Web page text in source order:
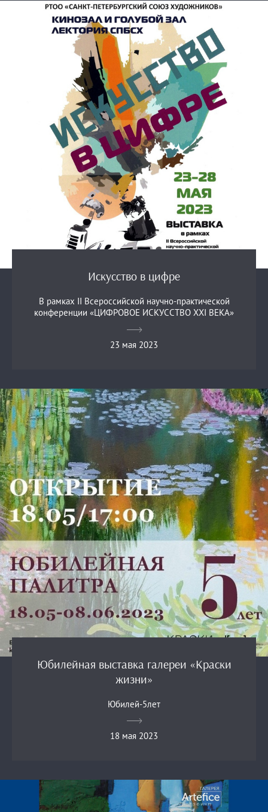
Искусство в цифре
В рамках II Всероссийской научно-практической
конференции «ЦИФРОВОЕ ИСКУССТВО XXI ВЕКА»
23 мая 2023
Юбилейная выставка галереи «Краски
жизни»
Юбилей-5лет
18 мая 2023